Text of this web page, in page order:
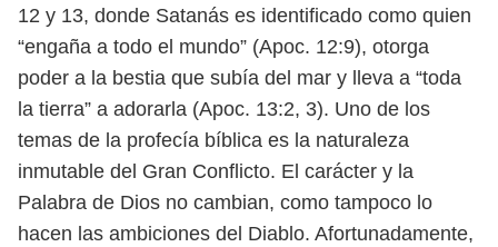
12 y 13, donde Satanás es identificado como quien
“engaña a todo el mundo” (Apoc. 12:9), otorga
poder a la bestia que subía del mar y lleva a “toda
la tierra” a adorarla (Apoc. 13:2, 3). Uno de los
temas de la profecía bíblica es la naturaleza
inmutable del Gran Conflicto. El carácter y la
Palabra de Dios no cambian, como tampoco lo
hacen las ambiciones del Diablo. Afortunadamente,